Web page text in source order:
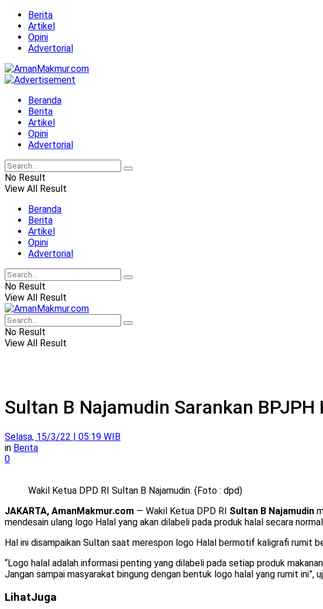
Berita
Artikel
Opini
Advertorial
Beranda
Berita
Artikel
Opini
Advertorial
No Result
View All Result
Beranda
Berita
Artikel
Opini
Advertorial
No Result
View All Result
No Result
View All Result
Sultan B Najamudin Sarankan
Selasa, 15/3/22 | 05:19 WIB
in Berita
0
Wakil Ketua DPD RI Sultan B Najamudin. (Foto : dpd)
JAKARTA, AmanMakmur.com — Wakil Ketua DPD RI Sultan B Najamudin
mendesain ulang logo Halal yang akan dilabeli pada produk halal secara
Hal ini disampaikan Sultan saat merespon logo Halal bermotif kaligrafi rumit
“Logo halal adalah informasi penting yang dilabeli pada setiap produk
Jangan sampai masyarakat bingung dengan bentuk logo halal yang rumit ini”,
LihatJuga